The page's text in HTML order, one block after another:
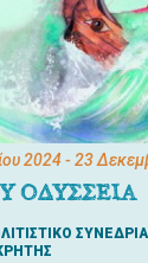
2024- 23
ΟΔΥΣΣΕΙΑ